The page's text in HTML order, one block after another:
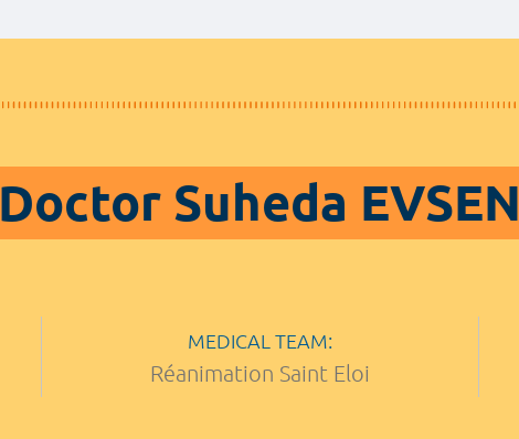
Doctor Suheda EVSEN
MEDICAL TEAM:
Réanimation Saint Eloi